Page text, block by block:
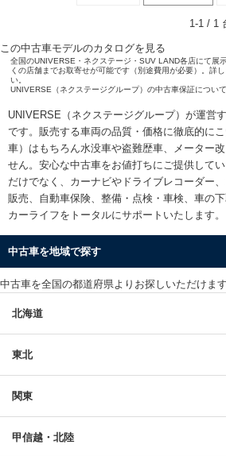
1-1 / 1
この中古車モデルのカタログを見る
全国のUNIVERSE・ネクステージ・SUV LAND各店にて展
くの店舗までお取寄せが可能です（別途費用が必要）。詳し
い。
UNIVERSE（ネクステージグループ）の中古車保証につい
UNIVERSE（ネクステージグループ）が運営
です。販売する車両の品質・価格に徹底的に
車）はもちろん水没車や盗難歴車、メーター
せん。安心な中古車をお値打ちにご提供して
だけでなく、カーナビやドライブレコーダー
販売、自動車保険、整備・点検・車検、車の
カーライフをトータルにサポートいたします。
中古車を地域で探す
中古車を全国の都道府県よりお探しいただけます
北海道
東北
関東
甲信越・北陸